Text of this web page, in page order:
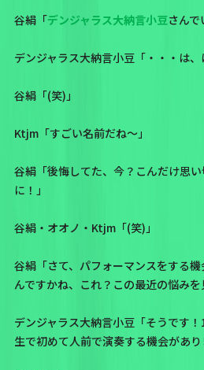
谷絹「デンジャラス大納言小豆さんで
デンジャラス大納言小豆「・・・は、
谷絹「(笑)」
Ktjm「すごい名前だね～」
谷絹「後悔してた、今？こんだけ思
に！」
谷絹・オオノ・Ktjm「(笑)」
谷絹「さて、パフォーマンスをする
んですかね、これ？この最近の悩みを
デンジャラス大納言小豆「そうです
生で初めて人前で演奏する機会があり